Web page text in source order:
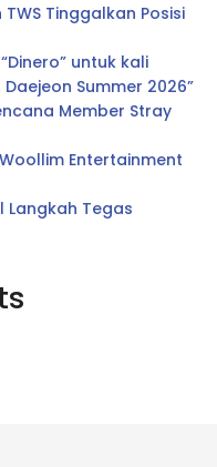
TWS Tinggalkan Posisi
untuk kali
Summer 2026”
Member Stray
Entertainment
Langkah Tegas